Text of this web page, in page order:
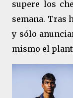
supere los
semana. Tras
y sólo
mismo el